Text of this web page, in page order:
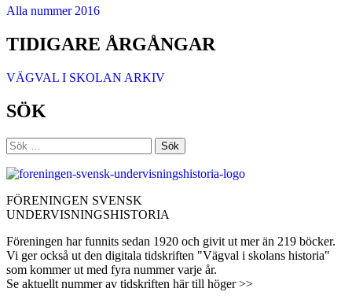
Alla nummer 2016
TIDIGARE ÅRGÅNGAR
VÄGVAL I SKOLAN ARKIV
SÖK
Sök
efter:
FÖRENINGEN SVENSK
UNDERVISNINGSHISTORIA
Föreningen har funnits sedan 1920 och givit ut mer än 219 böcker.
Vi ger också ut den digitala tidskriften "Vägval i skolans historia"
som kommer ut med fyra nummer varje år.
Se aktuellt nummer av tidskriften här till höger >>